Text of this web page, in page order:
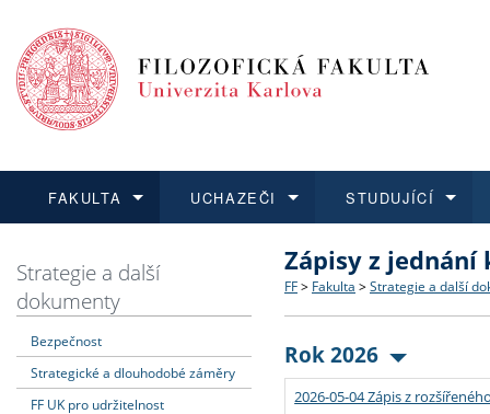
FAKULTA
Dozvědět se více
Struktura a historie
Strategie a další
Podpora a benefity pro
UCHAZEČI
Podat přihlášku
Co studovat a jak se
Učitelské studijní
Informace k průběhu
STUDUJÍCÍ
Dozvědět se více
Bakalářské a magisterské
Doktorské studium
Rigorózní řízení
Dozvědět se více
O vědě a výzkumu na FF
Akademické kvalifikace
Granty a projekty
Dozvědět se více
Aktuální nabídky a
Vyjíždějící studenti
Přijíždějící studenti
Strategie a další
dokumenty
Bezpečnost
Strategické a dlouhodobé záměry
FF UK pro udržitelnost
Zápisy z jednání
FF > Fakulta > Strategie a další
Rok 2026
2026-05-04 Zápis z